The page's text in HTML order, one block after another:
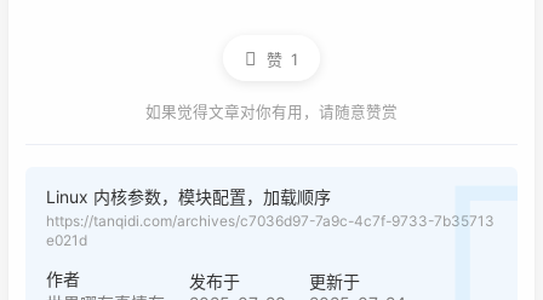
赞 1
如果觉得文章对你有用，请随意赞赏
Linux 内核参数，模块配置，加载顺序
https://tanqidi.com/archives/c7036d97-7a9c-4c7f-9733-7b35713
e021d
作者
发布于
更新于